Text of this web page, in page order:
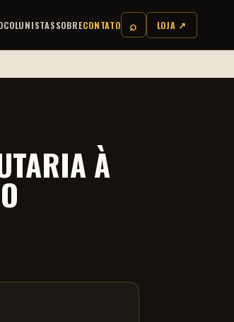
COLUNISTASSOBRECONTATO ⌕ LOJA ↗
À